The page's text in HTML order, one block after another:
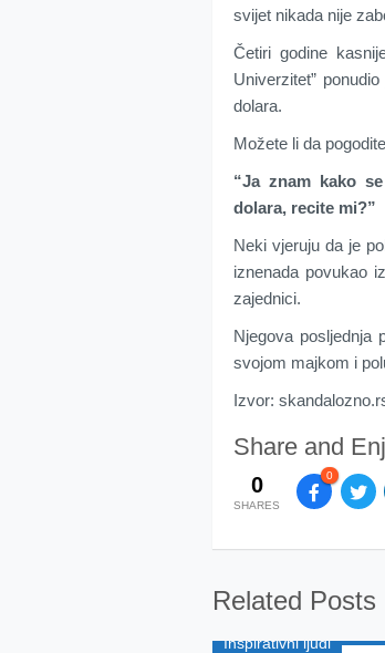
svijet nikada nije
Četiri godine
Univerzitet”
dolara.
Možete li da
“Ja znam kako
dolara, recite mi?”
Neki vjeruju da je
iznenada povukao
zajednici.
Njegova posljednja
svojom majkom i
Izvor:
Share and
0
SHARES
0
Related Posts
Inspirativni ljudi